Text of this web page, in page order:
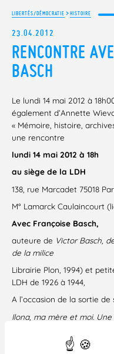
LIBERTÉS/DÉMOCRATIE >HISTOIRE
23.04.2012
RENCONTRE
BASCH
Le lundi 14 mai 2012 à
également d’Annette
« Mémoire, histoire,
une rencontre
lundi 14 mai 2012 à 18h
au siège de la LDH
138, rue Marcadet 75018
M° Lamarck Caulaincourt
Avec Françoise Basch,
auteure de Victor Basch,
de la milice
Librairie Plon, 1994) et
LDH de 1926 à 1944,
A l’occasion de la sortie de
Ilona, ma mère et moi.
Introduite par